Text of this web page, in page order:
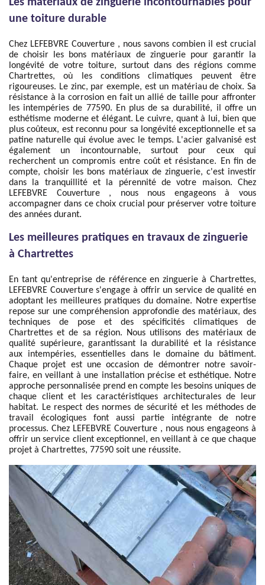
Les matériaux de zinguerie incontournables pour
une toiture durable
Chez LEFEBVRE Couverture , nous savons combien il est crucial
de choisir les bons matériaux de zinguerie pour garantir la
longévité de votre toiture, surtout dans des régions comme
Chartrettes, où les conditions climatiques peuvent être
rigoureuses. Le zinc, par exemple, est un matériau de choix. Sa
résistance à la corrosion en fait un allié de taille pour affronter
les intempéries de 77590. En plus de sa durabilité, il offre un
esthétisme moderne et élégant. Le cuivre, quant à lui, bien que
plus coûteux, est reconnu pour sa longévité exceptionnelle et sa
patine naturelle qui évolue avec le temps. L'acier galvanisé est
également un incontournable, surtout pour ceux qui
recherchent un compromis entre coût et résistance. En fin de
compte, choisir les bons matériaux de zinguerie, c'est investir
dans la tranquillité et la pérennité de votre maison. Chez
LEFEBVRE Couverture , nous nous engageons à vous
accompagner dans ce choix crucial pour préserver votre toiture
des années durant.
Les meilleures pratiques en travaux de zinguerie
à Chartrettes
En tant qu'entreprise de référence en zinguerie à Chartrettes,
LEFEBVRE Couverture s'engage à offrir un service de qualité en
adoptant les meilleures pratiques du domaine. Notre expertise
repose sur une compréhension approfondie des matériaux, des
techniques de pose et des spécificités climatiques de
Chartrettes et de sa région. Nous utilisons des matériaux de
qualité supérieure, garantissant la durabilité et la résistance
aux intempéries, essentielles dans le domaine du bâtiment.
Chaque projet est une occasion de démontrer notre savoir-
faire, en veillant à une installation précise et esthétique. Notre
approche personnalisée prend en compte les besoins uniques de
chaque client et les caractéristiques architecturales de leur
habitat. Le respect des normes de sécurité et les méthodes de
travail écologiques font aussi partie intégrante de notre
processus. Chez LEFEBVRE Couverture , nous nous engageons à
offrir un service client exceptionnel, en veillant à ce que chaque
projet à Chartrettes, 77590 soit une réussite.